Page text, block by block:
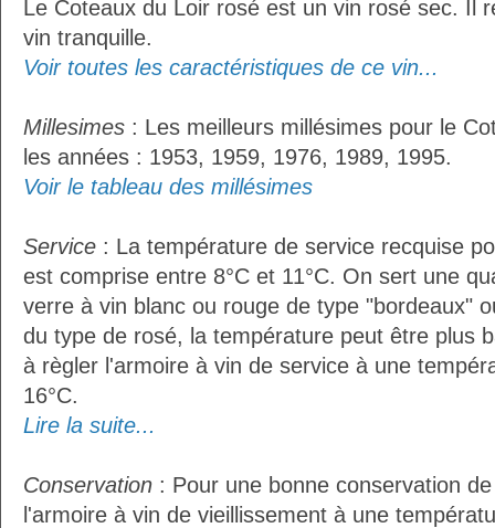
Le Coteaux du Loir rosé est un vin rosé sec. Il
vin tranquille.
Voir toutes les caractéristiques de ce vin...
Millesimes : Les meilleurs millésimes pour le
les années : 1953, 1959, 1976, 1989, 1995.
Voir le tableau des millésimes
Service : La température de service recquise
est comprise entre 8°C et 11°C. On sert une
verre à vin blanc ou rouge de type "bordeaux"
du type de rosé, la température peut être plus
à règler l'armoire à vin de service à une
16°C.
Lire la suite...
Conservation : Pour une bonne conservation
l'armoire à vin de vieillissement à une